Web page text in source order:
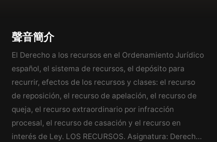
聲音簡介
El Derecho a los recursos en el Ordenamiento Jurídico
español, el sistema de recursos, el depósito para
recurrir, efectos de los recursos y clases: el recurso
de reposición, el recurso de apelación, el recurso de
queja, el recurso extraordinario por infracción
procesal, el recurso de casación y el recurso en
interés de Ley. LOS RECURSOS. Asignatura: Derecho